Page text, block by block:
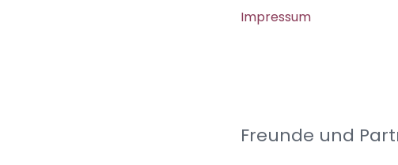
Impressum
Freunde und